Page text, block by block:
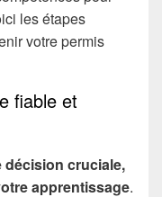
les étapes
votre permis
fiable et
décision cruciale,
apprentissage.